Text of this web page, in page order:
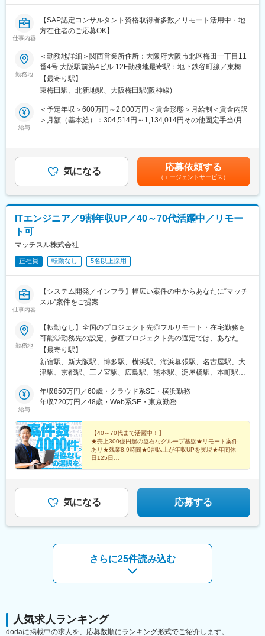
営業部隊に同行していただき、顧客に対してシステム／技術の観
します。システムの提案内容としては主に、以下の内容が挙げら
れますが、顧客課題に沿って技術力を生かしながら最適なシステ
・銀行DX・銀行内業務効率化・クラウド推進
・クラウド（AWS／Azure等）を活用した基盤・アプリ刷新
・業務効率化、データ活用、AI・デジタル技術導入の検討・実装
・システム開発・基盤構築／PJTのマネジメント
【働く環境】
検討させていただきます。配属組織は約80名であり、各地常駐者
や関東近郊在住で勤務地や顧客先の対応でお客様との対応を進め
ています。出張などはおおむね週１～2回程／1回につき一泊二日
程度の頻度を想定しております。
変更の範囲：会社の定める業務
仕事内容
【SAP認定コンサルタント資格取得者多数／リモート活用中・地
方在住者のご応募OK】
ンです。SAPに携わったことがある方はお気軽にご応募くださ
い。
＼＼東京本社に定期的に来れる方であれば、地方在住の方もご応
募OK／／
＼＼残業が少ない環境！平均残業16h／／
＼＼アサインの柔軟性有り◎キャリアや私生活の状況に応じて希
望を伝えられます／／
コンサルティング、要件定義、設計、開発、導入、構築、運用・
保守の一連の業務のうち、ご経験に合わせて案件・役割を割り振
ります。
・案件は営業が提案した後、エンジニアやコンサルタントの希望
合は参加を見送ることも可能で、要望にできる限り対応していま
■モジュール：FI/CO/SD/MM/BI/Basis/NW/HCM/PP（HRは扱い無
■顧客：製造/製薬/金融機関など大手クライアント中心／プライム
■働きやすさ：
・実際に遠隔地に住んでいらっしゃる社員も多数おります。多く
ても週1会社に来れる方であれば、居住地は不問です（週1出社は
必須ではありません）。
時間の調整ができています。当社は忙しくなりやすい上流案件だ
けではなく比較的業務量の落ち着いている保守・運用も行ってい
■ご入社した方の声：
・以前は大手のコンサルファームにおりましたが、子供もいるた
め、土日も働く状態を変えたいと思っていました。
・定年近い年齢でしたが再雇用で入社できました。少し給与は下
た。
■当社の強み：
・設立当初よりSAP社のサービス・セルパートナーを担っており
サルタントを擁しています。
変更の範囲：会社の定める業務
勤務地
＜勤務地詳細＞関西営業所住所：大阪府大阪市北区梅田一丁目11
番4号 大阪駅前第4ビル 12F勤務地最寄駅：地下鉄谷町線／東梅田
駅受動喫煙対策：敷地内喫煙可能場所あり変更の範囲：会社の定
める事業所（リモートワーク含む）
【最寄り駅】
東梅田駅、北新地駅、大阪梅田駅(阪神線)
給与
＜予定年収＞600万円～2,000万円＜賃金形態＞月給制＜賃金内訳
＞月額（基本給）：304,514円～1,134,014円その他固定手当/月：
昇給有無＞有＜残業手当＞有＜給与補足＞※前職年収を考慮の上、
経験・能力に応じ決定します。賃金はあくまでも目安の金額であ
り、選考を通じて上下する可能性があります。月給(月額)は固定手
当を含めた表記です。
気になる 応募依頼する
（エージェントサービス）
ITエンジニア／9割年収UP／40～70代活躍中／リモー
ト可
マッチスル株式会社
正社員 転勤なし 5名以上採用
仕事内容
【システム開発／インフラ】幅広い案件の中からあなたに“マッチ
スル”案件をご提案
勤務地
【転勤なし】全国のプロジェクト先◎フルリモート・在宅勤務も
可能◎勤務先の設定、参画プロジェクト先の選定では、あなたの
希望を最大限考慮します■東京本社：東京都新宿区新宿4-1-23 新
宿SKYビル8階■大阪オフィス：大阪府大阪市淀川区西中島5-13-
14 共栄新大阪ビル7F■福岡オフィス：福岡県福岡市博多区博多
ンしたい」などご希望をお聞かせください。◎プロジェクトに応
じて在宅勤務も可能です。【日本各地・過去のプロジェクト実
川、山梨、岐阜、愛知、三重、静岡、滋賀、京都、大阪、兵庫、
奈良、広島、福岡、鹿児島、熊本、沖縄
【最寄り駅】
新宿駅、新大阪駅、博多駅、横浜駅、海浜幕張駅、名古屋駅、大
津駅、京都駅、三ノ宮駅、広島駅、熊本駅、淀屋橋駅、本町駅、
之島駅、千里中央駅(北大阪急行)、堺駅、守口駅、三田駅(兵庫
県)、姫路駅、明石駅、奈良駅、藤崎駅(福岡県)、薬院駅、西鉄福
町駅、国際展示場駅、豊洲駅、六本木一丁目駅、虎ノ門ヒルズ
駅、品川駅、品川シーサイド駅、五反田駅、勝どき駅、竹芝駅、
汐留駅、田町駅(東京都)、新橋駅、大手町駅(東京都)、神保町駅、
九段下駅、竹橋駅、麹町駅、国会議事堂前駅、神谷町駅、御成門
駅、天王洲アイル駅、蒲田駅、渋谷駅、表参道駅、西新宿駅、初
駅、京急川崎駅、関内駅、みなとみらい駅、新高島駅、湘南台
駅、長後駅、本厚木駅、さがみ野駅、東京駅、中野駅(東京都)、飯
田橋駅、目黒駅、府中駅(東京都)、小田急多摩センター駅、高田馬
駅、水戸駅、さいたま新都心駅、甲府駅、岐阜駅、近鉄名古屋
駅、四日市駅、浜松駅、鹿児島中央駅前駅、県庁前駅(沖縄県)、新
宿三丁目駅、西中島南方駅、上栄町駅、九条駅(京都府)、三宮駅
(神戸新交通)、熊本駅前駅、大江橋駅、松屋町駅、四ツ橋駅、海老
江駅、大阪城公園駅、新福島駅、千里中央駅(大阪モノレール)、大
都)、越中島駅、馬喰横山駅、有明駅(東京都)、虎ノ門駅、北品川
駅、青物横丁駅、大崎広小路駅、浜松町駅、三田駅(東京都)、内幸
給与
年収850万円／60歳・クラウド系SE・横浜勤務
年収720万円／48歳・Web系SE・東京勤務
【40～70代まで活躍中！】
★売上300億円超の盤石なグループ基盤★リモート案件
あり★残業8.9時間★9割以上が年収UPを実現★年間休
日125日
気になる 応募する
さらに25件読み込む
人気求人ランキング
dodaに掲載中の求人を、応募数順にランキング形式でご紹介します。